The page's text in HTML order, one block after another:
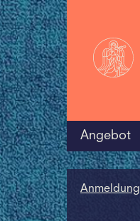
Angebot
Anmeldung